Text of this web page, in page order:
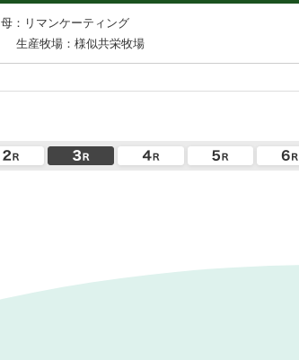
母：リマンケーティング
生産牧場：様似共栄牧場